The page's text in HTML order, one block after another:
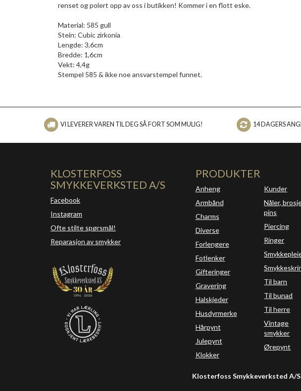
renset og polert opp av oss i butikken! Kommer i en flott eske.
Material: 585 gull
Stein: Cubic zirkonia
Lengde: 3,6cm
Bredde: 1,6cm
Vekt: 4,4g
Stempel 585 & ikke noe ansvarstempel funnet.
VI LEVERER VAREN TIL DEG SÅ FORT SOM MULIG! 14 DAGERS
KLOSTERFOSS
SMYKKEVERKSTED A/S
Facebook
Instagram
Ofte stilte spørsmål!
Reparasjon av smykker
PRODUKTER
Anheng
Armbånd
Charms
Diverse
Forlengere
Fotlenker
Gifteringer
Gravering
Halskjeder
Husdyrmerke
Hårpynt
Julepynt
Klokker
Kunder
Nåler,
pins
Piercing
Ringer
Til barn
Til bunad
Til herre
Vintage
smykker
Ørepynt
Klosterfoss Smykkeverksted A/S